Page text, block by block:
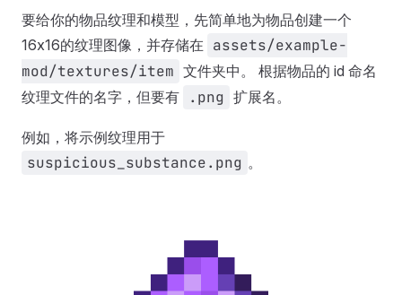
要给你的物品纹理和模型，先简单地为物品创建一个
16x16的纹理图像，并存储在 assets/example-
mod/textures/item 文件夹中。 根据物品的 id 命名
纹理文件的名字，但要有
.png 扩展名。
例如，将示例纹理用于
suspicious_substance.png 。